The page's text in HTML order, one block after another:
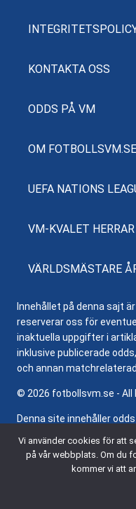
KONTAKTA OSS
ODDS PÅ VM
OM FOTBOLLSVM.SE
UEFA NATIONS
VM-KVALET HERRAR
VÄRLDSMÄSTARE
Innehållet på denna sajt
reserverar oss för
inaktuella uppgifter i
inklusive publicerade
och annan
© 2026 fotbollsvm.se - All
Denna site innehåller
information om
Vi använder cookies för att
på vår webbplats. Om du
kommer vi att